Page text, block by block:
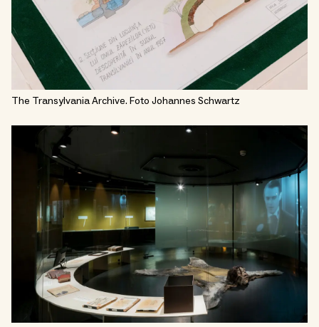
The Transylvania Archive. Foto Johannes Schwartz